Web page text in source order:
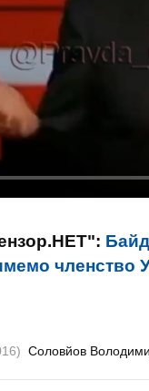
членство
Соловйов